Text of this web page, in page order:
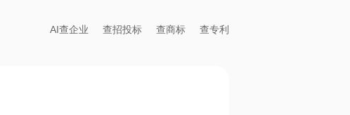
AI查企业 查招投标 查商标 查专利